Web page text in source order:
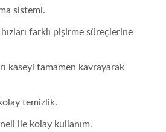
sistemi.
farklı pişirme süreçlerine
kaseyi tamamen kavrayarak
temizlik.
ile kolay kullanım.